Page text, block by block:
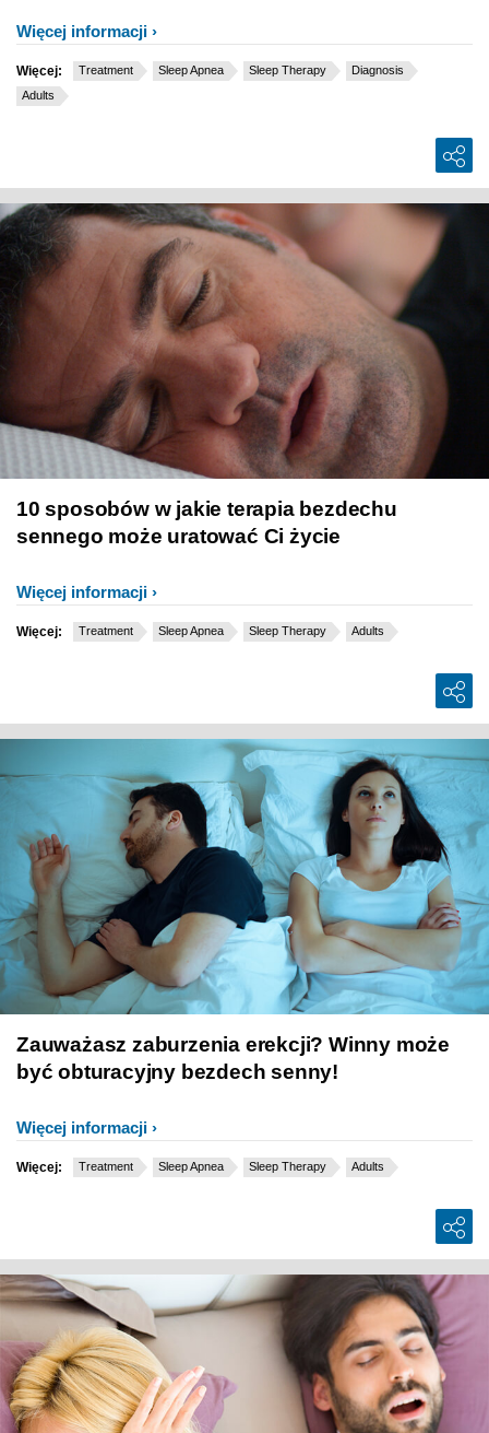
Więcej informacji
Więcej: Treatment Sleep Apnea Sleep Therapy
Diagnosis
Adults
10 sposobów w jakie terapia bezdechu
sennego może uratować Ci życie
Więcej informacji
Więcej: Treatment Sleep Apnea Sleep Therapy Adults
Zauważasz zaburzenia erekcji? Winny może
być obturacyjny bezdech senny!
Więcej informacji
Więcej: Treatment Sleep Apnea Sleep Therapy Adults